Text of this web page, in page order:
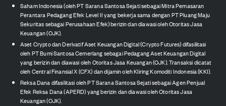
Saham Indonesia (oleh PT Sarana Santosa Sejati sebagai Mitra Pemasaran
Perantara Pedagang Efek Level II yang bekerja sama dengan PT Pluang Maju
Sekuritas sebagai Perusahaan Efek) berizin dan diawasi oleh Otoritas Jasa
Keuangan (OJK).
Aset Crypto dan Derivatif Aset Keuangan Digital (Crypto Futures) difasilitasi
oleh PT Bumi Santosa Cemerlang sebagai Pedagang Aset Keuangan Digital
yang berizin dan diawasi oleh Otoritas Jasa Keuangan (OJK). Transaksi dicatat
oleh Central Finansial X (CFX) dan dijamin oleh Kliring Komoditi Indonesia (KKI).
Reksa Dana difasilitasi oleh PT Sarana Santosa Sejati sebagai Agen Penjual
Efek Reksa Dana (APERD) yang berizin dan diawasi oleh Otoritas Jasa
Keuangan (OJK).